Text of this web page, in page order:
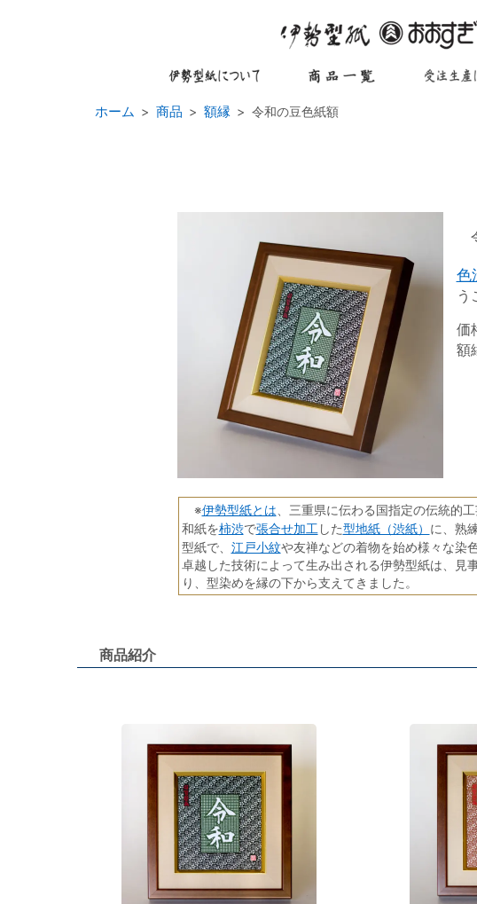
ホーム 商品 額縁 令和の豆色紙額
色
う
価
額
※伊勢型紙とは 、三重県に伝わる国指定の伝統的工
和紙を柿渋で張合せ加工 した型地紙（渋紙） に、熟
型紙で、 江戸小紋や友禅などの着物を始め様々な染
卓越した技術によって生み出される伊勢型紙は、見
り、型染めを縁の下から支えてきました。
商品紹介